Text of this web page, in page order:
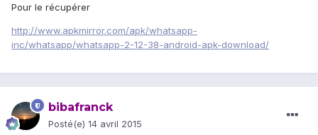
Pour le récupérer
http://www.apkmirror.com/apk/whatsapp-
inc/whatsapp/whatsapp-2-12-38-android-apk-download/
bibafranck
Posté(e) 14 avril 2015